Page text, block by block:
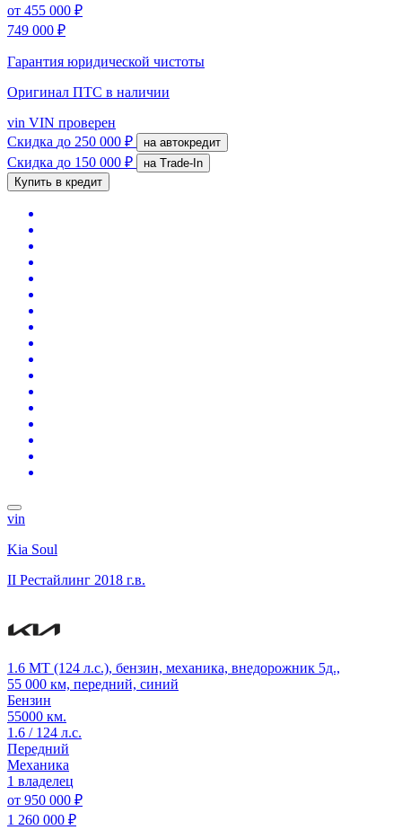
от 455 000 ₽
749 000 ₽
Гарантия юридической чистоты
Оригинал ПТС в наличии
vin VIN проверен
Скидка до 250 000 ₽ на автокредит
Скидка до 150 000 ₽
на Trade-In
Купить в кредит
vin
Kia Soul
II Рестайлинг 2018 г.в.
1.6 MT (124 л.с.), бензин, механика, внедорожник 5д.,
55 000 км, передний, синий
Бензин
55000 км.
1.6 / 124 л.с.
Передний
Механика
1 владелец
от 950 000 ₽
1 260 000 ₽